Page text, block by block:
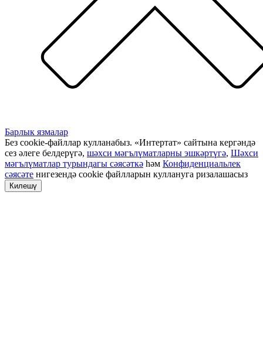
Барлык язмалар
Без cookie-файллар кулланабыз. «Интертат» сайтына кергәндә
сез әлеге белдерүгә, шәхси мәгълүматларны эшкәртүгә, Шәхси
мәгълүматлар турындагы сәясәткә һәм Конфиденциальлек
сәясәте нигезендә cookie файлларын куллануга ризалашасыз
Килешү